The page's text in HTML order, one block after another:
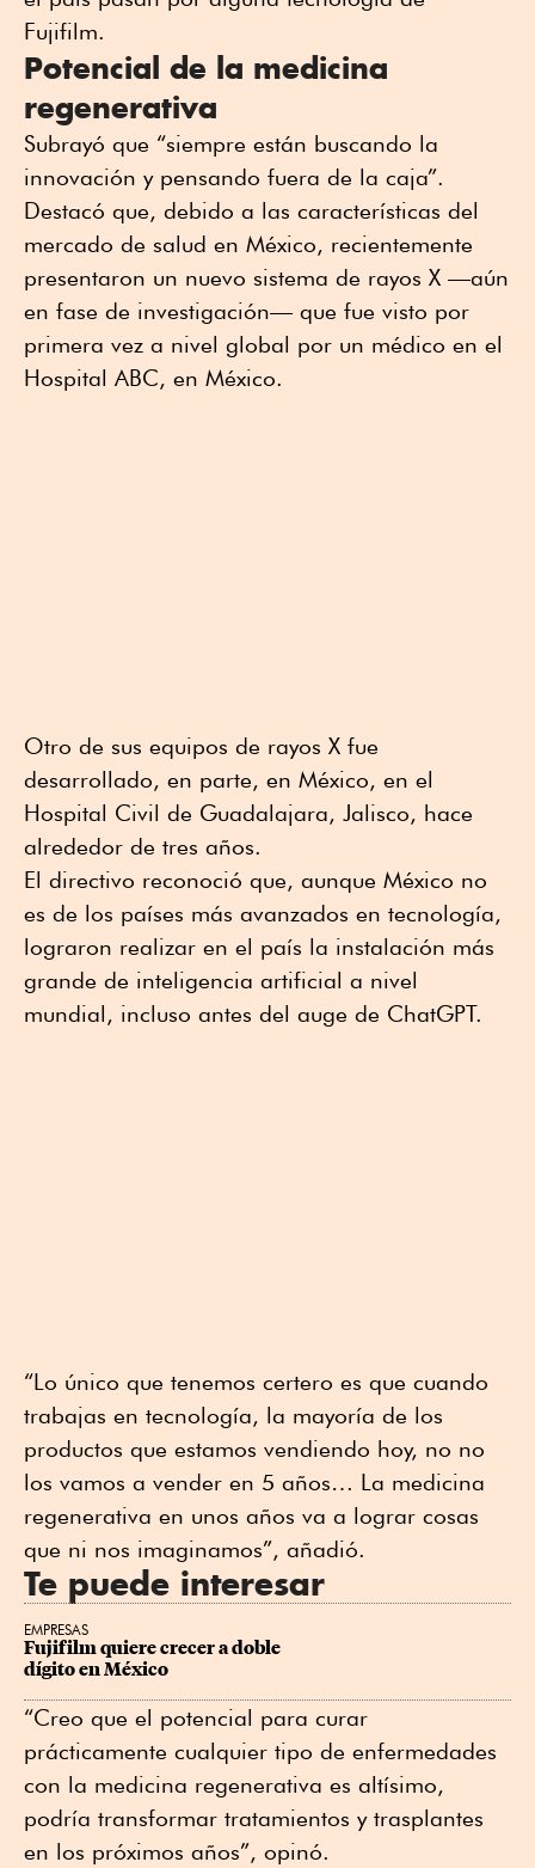
Fujifilm.
Potencial de la medicina
regenerativa
Subrayó que “siempre están buscando la
innovación y pensando fuera de la caja”.
Destacó que, debido a las características del
mercado de salud en México, recientemente
presentaron un nuevo sistema de rayos X —aún
en fase de investigación— que fue visto por
primera vez a nivel global por un médico en el
Hospital ABC, en México.
Otro de sus equipos de rayos X fue
desarrollado, en parte, en México, en el
Hospital Civil de Guadalajara, Jalisco, hace
alrededor de tres años.
El directivo reconoció que, aunque México no
es de los países más avanzados en tecnología,
lograron realizar en el país la instalación más
grande de inteligencia artificial a nivel
mundial, incluso antes del auge de ChatGPT.
“Lo único que tenemos certero es que cuando
trabajas en tecnología, la mayoría de los
productos que estamos vendiendo hoy, no no
los vamos a vender en 5 años… La medicina
regenerativa en unos años va a lograr cosas
que ni nos imaginamos”, añadió.
Te puede interesar
EMPRESAS
Fujifilm quiere crecer a doble
dígito en México
“Creo que el potencial para curar
prácticamente cualquier tipo de enfermedades
con la medicina regenerativa es altísimo,
podría transformar tratamientos y trasplantes
en los próximos años”, opinó.